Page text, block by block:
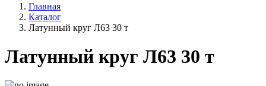
Главная
Каталог
Латунный круг Л63 30 т
Латунный круг Л63 30 т